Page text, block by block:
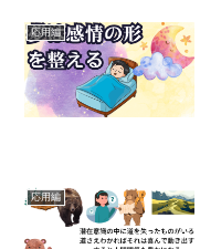
応用編
応用編